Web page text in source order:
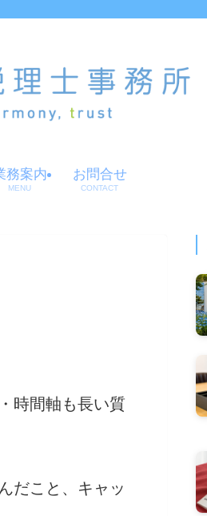
務案内
MENU
お問合せ
CONTACT
時間軸も長い質
だこと、キャッ